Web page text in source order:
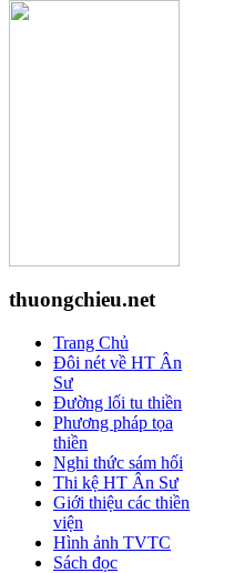
thuongchieu.net
Trang Chủ
Đôi nét về HT Ân
Sư
Đường lối tu thiền
Phương pháp tọa
thiền
Nghi thức sám hối
Thi kệ HT Ân Sư
Giới thiệu các thiền
viện
Hình ảnh TVTC
Sách đọc